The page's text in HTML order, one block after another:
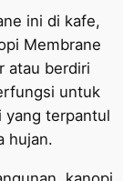
ini di kafe,
Membrane
atau berdiri
untuk
yang terpantul
hujan.